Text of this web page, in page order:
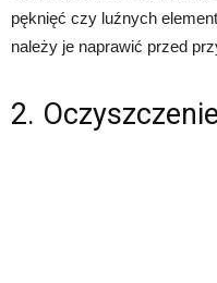
pęknięć czy luźnych
należy je naprawić przed
2.